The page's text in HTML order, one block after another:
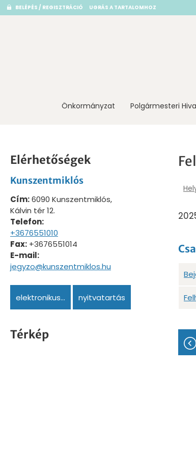
BELÉPÉS / REGISZTRÁCIÓ UGRÁS A TARTALOMHOZ
Önkormányzat Polgármesteri
Elérhetőségek
Kunszentmiklós
Cím:6090 Kunszentmiklós,
Kálvin tér 12.
Telefon:
+3676551010
Fax: +3676551014
E-mail:
jegyzo@kunszentmiklos.hu
elektronikus... nyitvatartás
Térkép